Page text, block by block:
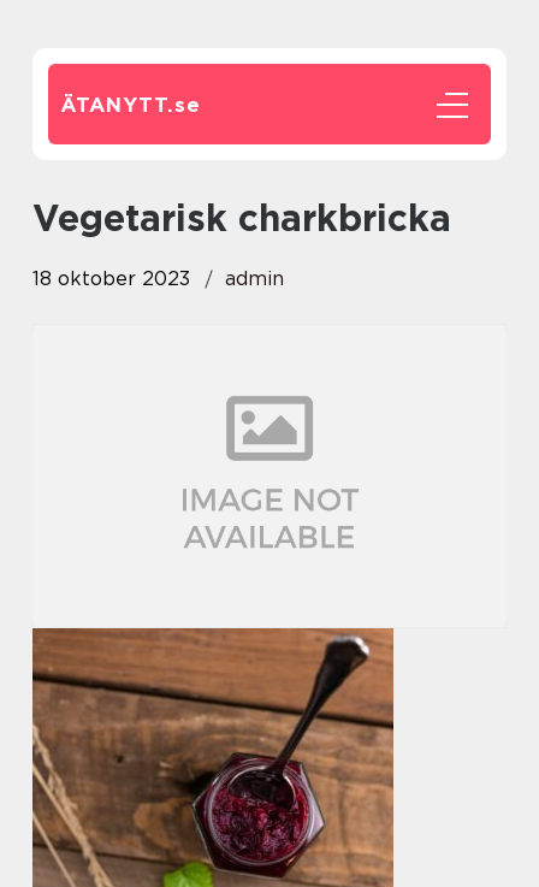
ÄTANYTT.se
vegetarisk charkbricka
18 oktober 2023 admin